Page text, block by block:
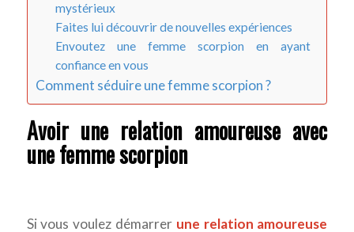
mystérieux
Faites lui découvrir de nouvelles expériences
Envoutez une femme scorpion en ayant
confiance en vous
Comment séduire une femme scorpion ?
Avoir une relation amoureuse avec
une femme scorpion
Si vous voulez démarrer une relation amoureuse